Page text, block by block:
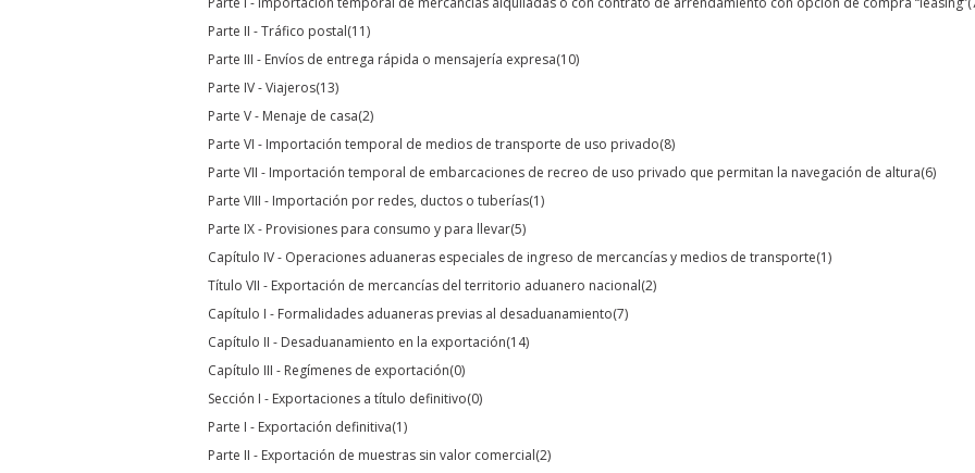
Parte II - Tráfico postal(11)
Parte III - Envíos de entrega rápida o mensajería expresa(10)
Parte IV - Viajeros(13)
Parte V - Menaje de casa(2)
Parte VI - Importación temporal de medios de transporte de uso privado(8)
Parte VII - Importación temporal de embarcaciones de recreo de uso privado que permitan la navegación de altura(6)
Parte VIII - Importación por redes, ductos o tuberías(1)
Parte IX - Provisiones para consumo y para llevar(5)
Capítulo IV - Operaciones aduaneras especiales de ingreso de mercancías y medios de transporte(1)
Título VII - Exportación de mercancías del territorio aduanero nacional(2)
Capítulo I - Formalidades aduaneras previas al desaduanamiento(7)
Capítulo II - Desaduanamiento en la exportación(14)
Capítulo III - Regímenes de exportación(0)
Sección I - Exportaciones a título definitivo(0)
Parte I - Exportación definitiva(1)
Parte II - Exportación de muestras sin valor comercial(2)